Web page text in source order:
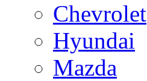
Chevrolet
Hyundai
Mazda